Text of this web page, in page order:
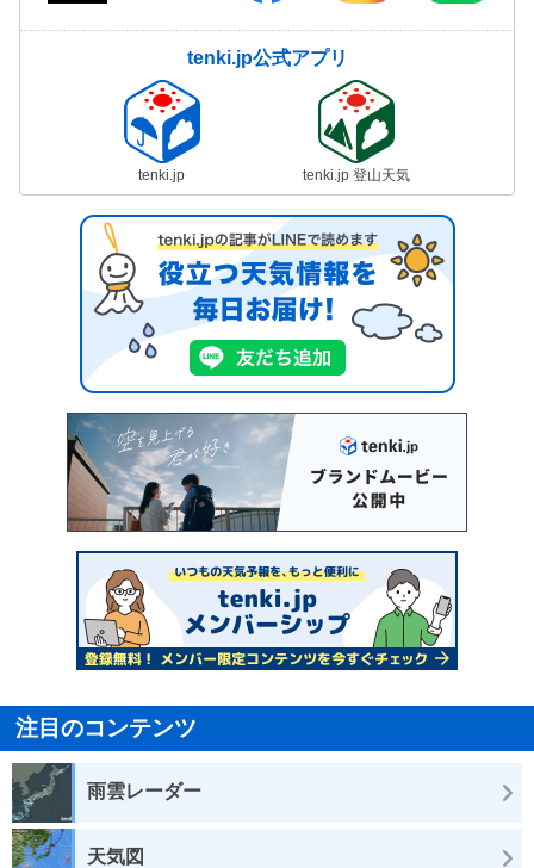
tenki.jp公式アプリ
tenki.jp tenki.jp 登山天気
注目のコンテンツ
雨雲レーダー
天気図